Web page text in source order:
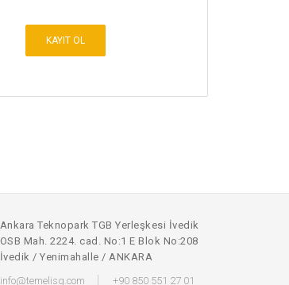
KAYIT OL
Ankara Teknopark TGB Yerleşkesi İvedik
OSB Mah. 2224. cad. No:1 E Blok No:208
İvedik / Yenimahalle / ANKARA
info@temelisg.com
+90 850 551 27 01